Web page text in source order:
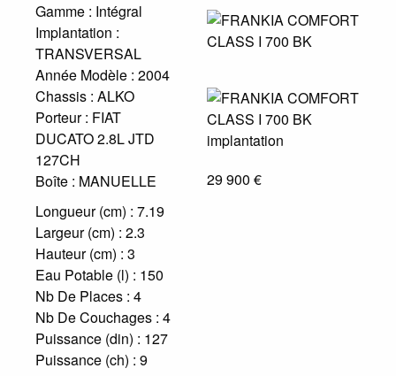
Gamme : Intégral
Implantation :
TRANSVERSAL
Année Modèle : 2004
Chassis : ALKO
Porteur : FIAT
DUCATO 2.8L JTD
127CH
Boîte : MANUELLE
Longueur (cm) : 7.19
Largeur (cm) : 2.3
Hauteur (cm) : 3
Eau Potable (l) : 150
Nb De Places : 4
Nb De Couchages : 4
Puissance (din) : 127
Puissance (ch) : 9
29 900 €